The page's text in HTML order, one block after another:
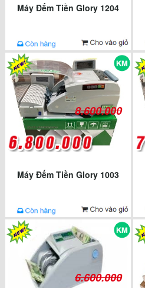
Máy Đếm Tiền Glory 1204
8.600.000
Máy Đếm Tiền Glory 1003
6.600.000